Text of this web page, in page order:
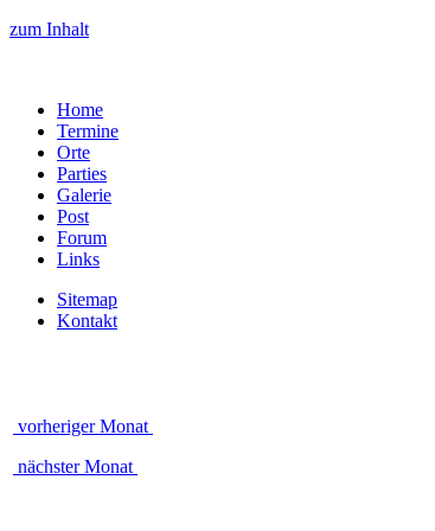
zum Inhalt
Home
Termine
Orte
Parties
Galerie
Post
Forum
Links
Sitemap
Kontakt
vorheriger Monat
nächster Monat